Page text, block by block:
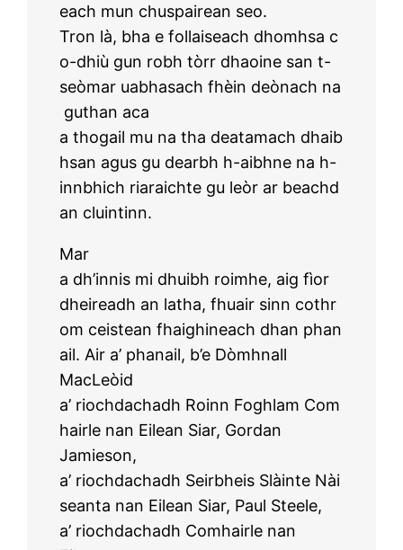
each mun chuspairean seo.
Tron là, bha e follaiseach dhomhsa c
o-dhiù gun robh tòrr dhaoine san t-
seòmar uabhasach fhèin deònach na
guthan aca
a thogail mu na tha deatamach dhaib
hsan agus gu dearbh h-aibhne na h-
innbhich riaraichte gu leòr ar beachd
an cluintinn.
Mar
a dh’innis mi dhuibh roimhe, aig fìor
dheireadh an latha, fhuair sinn cothr
om ceistean fhaighineach dhan phan
ail. Air a’ phanail, b’e Dòmhnall
MacLeòid
a’ riochdachadh Roinn Foghlam Com
hairle nan Eilean Siar, Gordan
Jamieson,
a’ riochdachadh Seirbheis Slàinte Nài
seanta nan Eilean Siar, Paul Steele,
a’ riochdachadh Comhairle nan